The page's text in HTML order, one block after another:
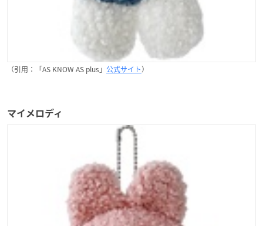
（引用：「AS KNOW AS plus」 公式サイト）
マイメロディ